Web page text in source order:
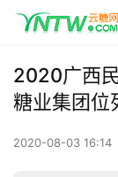
2020广西
糖业集团位
2020-08-03 16:14